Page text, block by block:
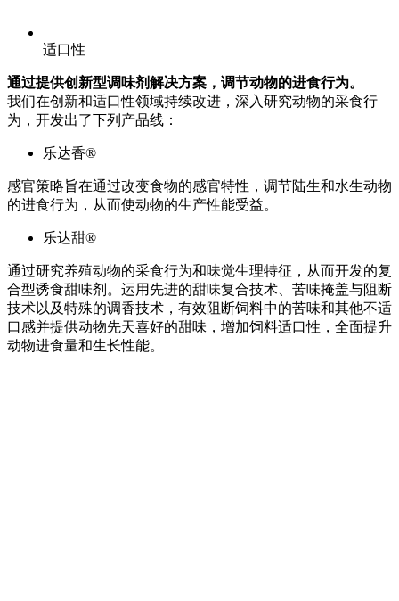
适口性
通过提供创新型调味剂解决方案，调节动物的进食行为。
我们在创新和适口性领域持续改进，深入研究动物的采食行
为，开发出了下列产品线：
乐达香®
感官策略旨在通过改变食物的感官特性，调节陆生和水生动物
的进食行为，从而使动物的生产性能受益。
乐达甜®
通过研究养殖动物的采食行为和味觉生理特征，从而开发的复
合型诱食甜味剂。运用先进的甜味复合技术、苦味掩盖与阻断
技术以及特殊的调香技术，有效阻断饲料中的苦味和其他不适
口感并提供动物先天喜好的甜味，增加饲料适口性，全面提升
动物进食量和生长性能。